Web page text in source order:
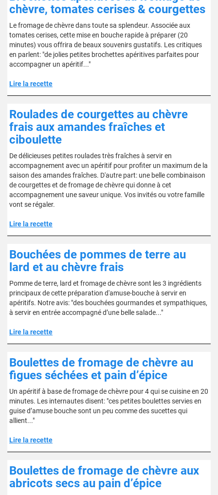
chèvre, tomates cerises & courgettes
Le fromage de chèvre dans toute sa splendeur. Associée aux
tomates cerises, cette mise en bouche rapide à préparer (20
minutes) vous offrira de beaux souvenirs gustatifs. Les critiques
en parlent: "de jolies petites brochettes apéritives parfaites pour
accompagner un apéritif..."
Lire la recette
Roulades de courgettes au chèvre
frais aux amandes fraîches et
ciboulette
De délicieuses petites roulades très fraîches à servir en
accompagnement avec un apéritif pour profiter un maximum de la
saison des amandes fraîches. D'autre part: une belle combinaison
de courgettes et de fromage de chèvre qui donne à cet
accompagnement une saveur unique. Vos invités ou votre famille
vont se régaler.
Lire la recette
Bouchées de pommes de terre au
lard et au chèvre frais
Pomme de terre, lard et fromage de chèvre sont les 3 ingrédients
principaux de cette préparation d'amuse-bouche à servir en
apéritifs. Notre avis: "des bouchées gourmandes et sympathiques,
à servir en entrée accompagné d’une belle salade..."
Lire la recette
Boulettes de fromage de chèvre au
figues séchées et pain d’épice
Un apéritif à base de fromage de chèvre pour 4 qui se cuisine en 20
minutes. Les internautes disent: "ces petites boulettes servies en
guise d’amuse bouche sont un peu comme des sucettes qui
allient..."
Lire la recette
Boulettes de fromage de chèvre aux
abricots secs au pain d’épice